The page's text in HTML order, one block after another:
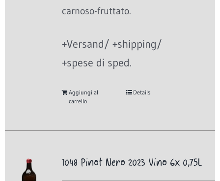
carnoso-fruttato.
+Versand/ +shipping/
+spese di sped.
Aggiungi al
carrello
Details
1048 Pinot Nero 2023 Vino 6x 0,75L